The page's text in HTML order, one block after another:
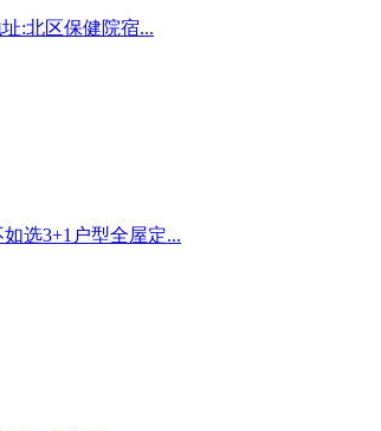
:北区保健院宿...
选3+1户型全屋定...